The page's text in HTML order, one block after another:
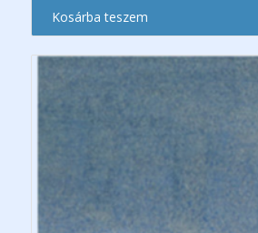
Kosárba teszem